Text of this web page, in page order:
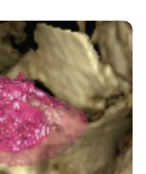
Этапы
томограмм
применение
Bio-Ost при
месяца после
костной ткани типа